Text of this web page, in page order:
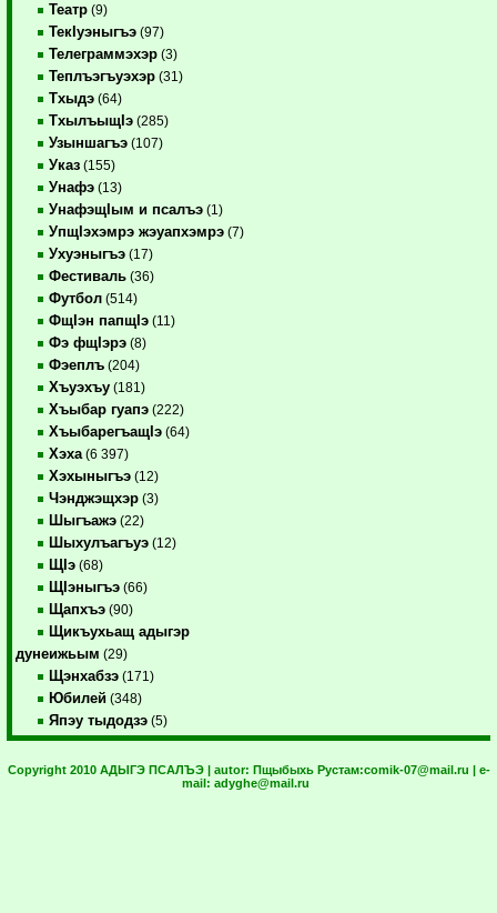
Театр (9)
ТекIуэныгъэ (97)
Телеграммэхэр (3)
Теплъэгъуэхэр (31)
Тхыдэ (64)
ТхылъыщIэ (285)
Узыншагъэ (107)
Указ (155)
Унафэ (13)
УнафэщIым и псалъэ (1)
УпщIэхэмрэ жэуапхэмрэ (7)
Ухуэныгъэ (17)
Фестиваль (36)
Футбол (514)
ФщIэн папщIэ (11)
Фэ фщIэрэ (8)
Фэеплъ (204)
Хъуэхъу (181)
Хъыбар гуапэ (222)
ХъыбарегъащIэ (64)
Хэха (6 397)
Хэхыныгъэ (12)
Чэнджэщхэр (3)
Шыгъажэ (22)
Шыхулъагъуэ (12)
ЩIэ (68)
ЩIэныгъэ (66)
Щапхъэ (90)
Щикъухьащ адыгэр
дунеижьым (29)
Щэнхабзэ (171)
Юбилей (348)
Япэу тыдодзэ (5)
Copyright 2010 АДЫГЭ ПСАЛЪЭ | autor: Пщыбыхь Рустам:comik-07@mail.ru | e-
mail: adyghe@mail.ru